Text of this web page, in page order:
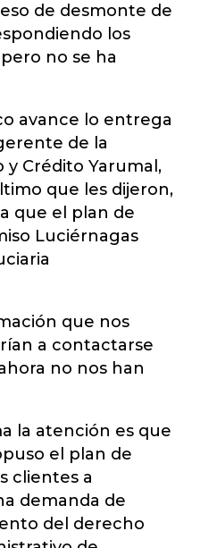
de desmonte de
los
no se ha
avance lo entrega
de la
y Crédito Yarumal,
que les dijeron,
que el plan de
Luciérnagas
que nos
a contactarse
no nos han
la atención es que
el plan de
clientes a
demanda de
del derecho